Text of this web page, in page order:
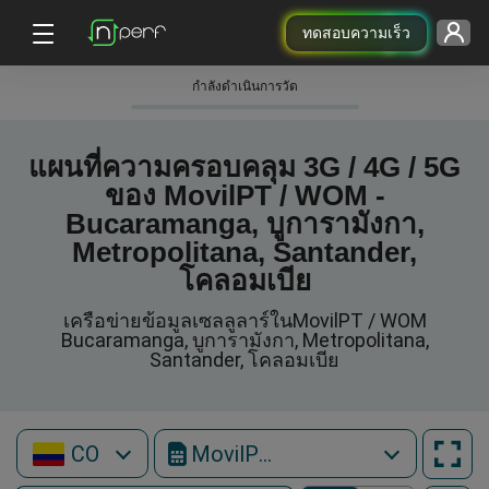
ทดสอบความเร็ว
กําลังดําเนินการวัด
แผนที่ความครอบคลุม 3G / 4G / 5G
ของ MovilPT / WOM -
Bucaramanga, บูการามังกา,
Metropolitana, Santander,
โคลอมเบีย
เครือข่ายข้อมูลเซลลูลาร์ในMovilPT / WOM
Bucaramanga, บูการามังกา, Metropolitana,
Santander, โคลอมเบีย
CO MovilPT / WOM